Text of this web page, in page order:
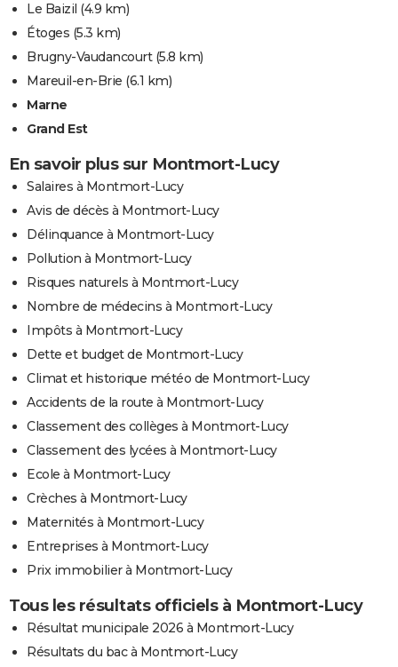
Le Baizil (4.9 km)
Étoges (5.3 km)
Brugny-Vaudancourt(5.8 km)
Mareuil-en-Brie (6.1 km)
Marne
Grand Est
En savoir plus sur Montmort-Lucy
Salaires à Montmort-Lucy
Avis de décès à Montmort-Lucy
Délinquance à Montmort-Lucy
Pollution à Montmort-Lucy
Risques naturels à Montmort-Lucy
Nombre de médecins à Montmort-Lucy
Impôts à Montmort-Lucy
Dette et budget de Montmort-Lucy
Climat et historique météo de Montmort-Lucy
Accidents de la route à Montmort-Lucy
Classement des collèges à Montmort-Lucy
Classement des lycées à Montmort-Lucy
Ecole à Montmort-Lucy
Crèches à Montmort-Lucy
Maternités à Montmort-Lucy
Entreprises à Montmort-Lucy
Prix immobilier à Montmort-Lucy
Tous les résultats officiels à Montmort-Lucy
Résultat municipale 2026 à Montmort-Lucy
Résultats du bac à Montmort-Lucy